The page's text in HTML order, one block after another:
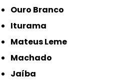
Ouro Branco
Iturama
Mateus Leme
Machado
Jaíba